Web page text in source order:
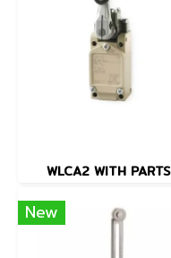
WLCA2 WITH PARTS
New